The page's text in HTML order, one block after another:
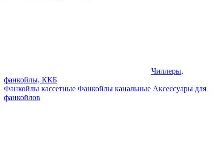
Чиллеры,
фанкойлы, ККБ
Фанкойлы кассетные Фанкойлы канальные Аксессуары для
фанкойлов